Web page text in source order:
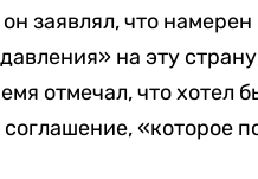
заявлял, что намерен
на эту
отмечал, что хотел
«которое